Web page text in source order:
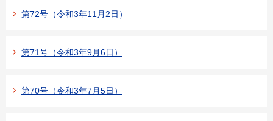
第72号（令和3年11月2日）
第71号（令和3年9月6日）
第70号（令和3年7月5日）